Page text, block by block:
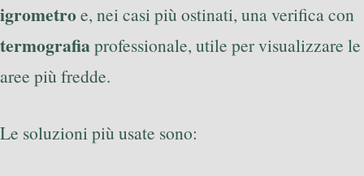
igrometroe, nei casi più ostinati, una verifica con
termografiaprofessionale, utile per visualizzare le
aree più fredde.
Le soluzioni più usate sono: